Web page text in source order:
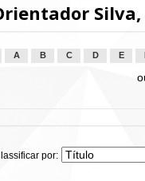
A B C D E
por: